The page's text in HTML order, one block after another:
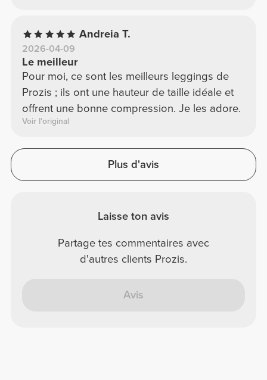
Andreia T.
2026-04-09
Le meilleur
Pour moi, ce sont les meilleurs leggings de
Prozis ; ils ont une hauteur de taille idéale et
offrent une bonne compression. Je les adore.
Voir l'original
Plus d'avis
Laisse ton avis
Partage tes commentaires avec
d'autres clients Prozis.
Avis